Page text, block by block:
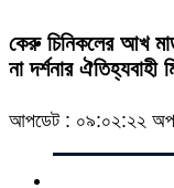
কেরু চিনিকলের আখ
না দর্শনার ঐতিহ্যবাহী
আপডেট : ০৯:০২:২২